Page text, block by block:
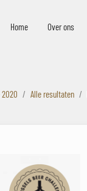
Home Over ons
Alle resultaten